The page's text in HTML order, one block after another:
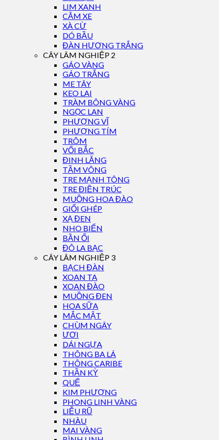
LIM XANH
CĂM XE
XÀ CỪ
DÓ BẦU
ĐÀN HƯƠNG TRẮNG
CÂY LÂM NGHIỆP 2
GÁO VÀNG
GÁO TRẮNG
ME TÂY
KEO LAI
TRÀM BÔNG VÀNG
NGỌC LAN
PHƯỢNG VĨ
PHƯỢNG TÍM
TRÔM
VỐI BẮC
ĐINH LĂNG
TẦM VÔNG
TRE MẠNH TÔNG
TRE ĐIỀN TRÚC
MUỒNG HOA ĐÀO
GIỔI GHÉP
XẠ ĐEN
NHO BIỂN
BẦN ỔI
ĐÔ LA BẠC
CÂY LÂM NGHIỆP 3
BẠCH ĐÀN
XOAN TA
XOAN ĐÀO
MUỒNG ĐEN
HOA SỮA
MẮC MẬT
CHÙM NGÂY
ƯƠI
DÁI NGỰA
THÔNG BA LÁ
THÔNG CARIBE
THẦN KỲ
QUẾ
KIM PHƯỢNG
PHONG LINH VÀNG
LIỄU RŨ
NHÀU
MAI VÀNG